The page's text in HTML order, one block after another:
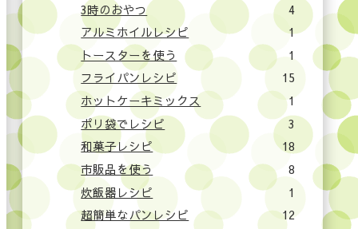
3時のおやつ
4
アルミホイルレシピ
1
トースターを使う
1
フライパンレシピ
15
ホットケーキミックス
1
ポリ袋でレシピ
3
和菓子レシピ
18
市販品を使う
8
炊飯器レシピ
1
超簡単なパンレシピ
12